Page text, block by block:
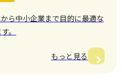
ら中小企業まで目的に最適な
。
もっと見る